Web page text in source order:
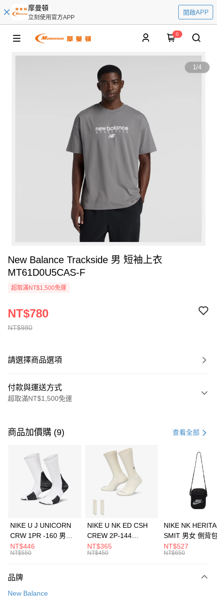
摩曼頓
立刻使用官方APP
開啟APP
0
1/4
New Balance Trackside 男 短袖上衣
MT61D0U5CAS-F
超取滿NT$1,500免運
NT$980
NT$780
請選擇商品選項
付款與運送方式
超取滿NT$1,500免運
信用卡一次付款
3 期 0 利率 每期 21家銀行
合作金庫商業銀行
第一商業銀行
華南商業銀行
彰化商業銀行
上海商業儲蓄銀行
元大商業銀行
台灣樂天信用卡公司
Apple Pay
全盈+PAY
AFTEE先享後付
【關於「AFTEE先享後付」】
便利好安心！
運送方式
商品加價購 (9) 查看全部
NIKE U J UNICORN
CRW 1PR -160 男女
中統襪 FZ3393100
NT$446
NT$550
NIKE U NK ED CSH
CREW 2P-144
EMBRDY 男女 短統襪
FZ3073133
NT$365
NT$450
NIKE NK
SMIT 男女 側背
BA5871010
NT$527
NT$650
品牌
New Balance